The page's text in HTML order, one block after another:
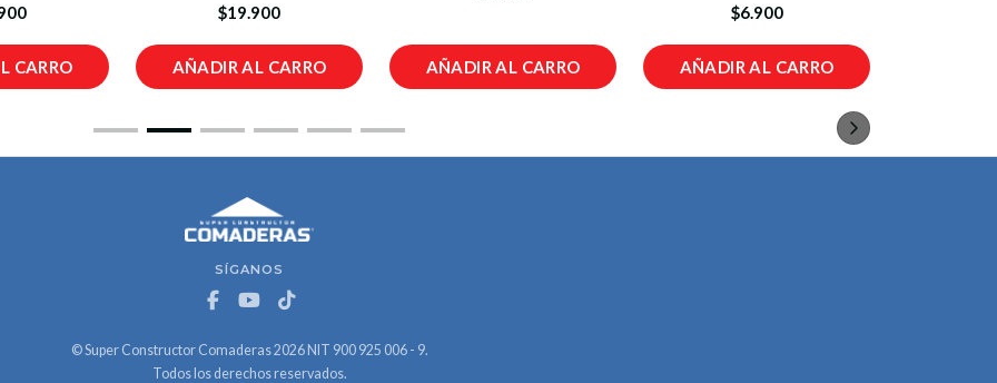
CARRO
$19.900
AÑADIR AL CARRO AÑADIR AL CARRO
$6.900
AÑADIR AL CARRO
SÍGANOS
© Super Constructor Comaderas 2026 NIT 900 925 006 - 9.
Todos los derechos reservados.